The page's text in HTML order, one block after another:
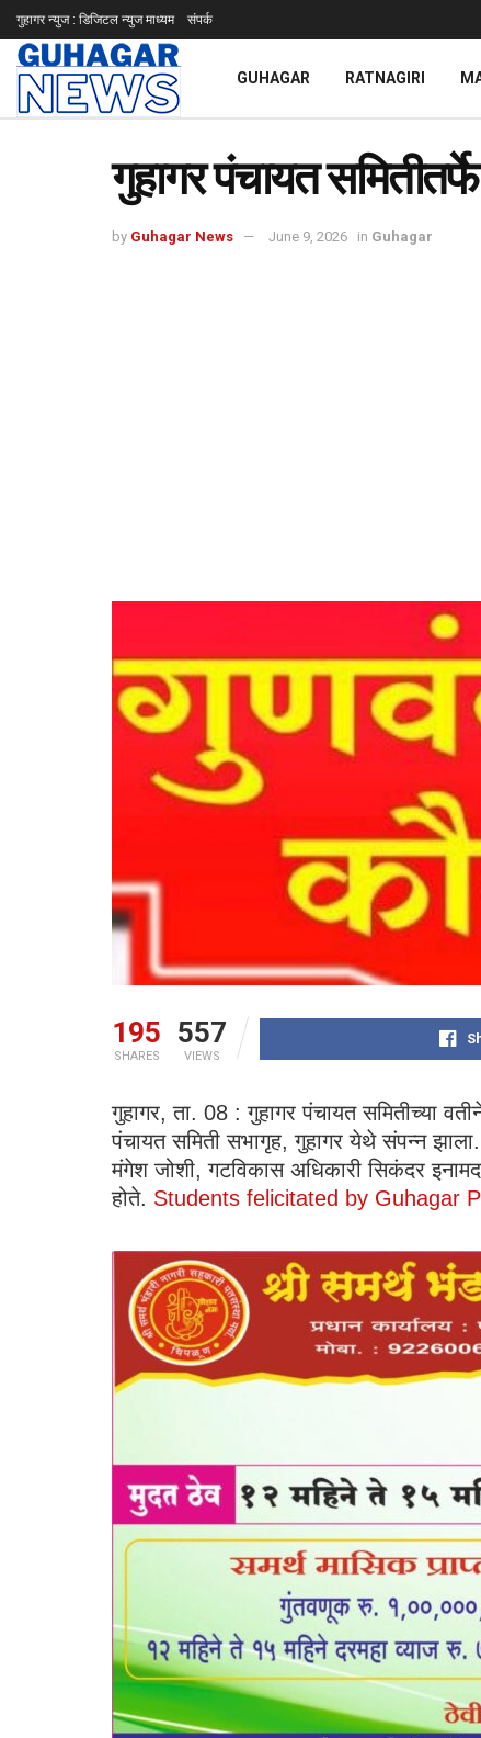
गुहागर न्युज : डिजिटल न्युज माध्यम संपर्क
GUHAGAR RATNAGIRI
गुहागर पंचायत
by Guhagar News June 9, 2026 in Guhagar
195
SHARES
557
VIEWS
गुहागर, ता. 08 : गुहागर पंचायत समितीच्या
पंचायत समिती सभागृह, गुहागर येथे संपन्न
मंगेश जोशी, गटविकास अधिकारी सिकंदर
होते. Students felicitated by Guhagar